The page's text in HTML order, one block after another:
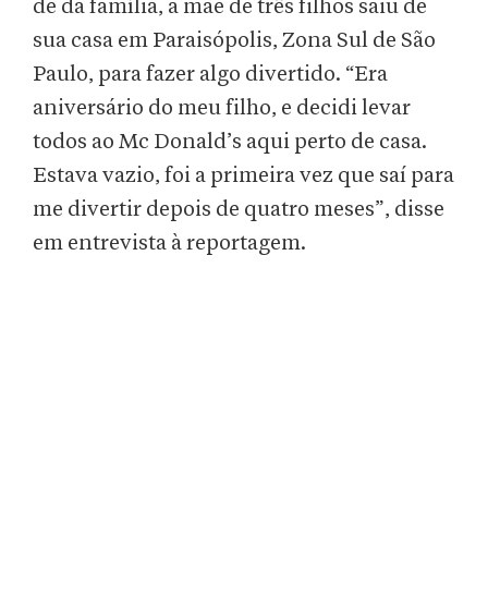
de da família, a mãe de três filhos saiu de
sua casa em Paraisópolis, Zona Sul de São
Paulo, para fazer algo divertido. “Era
aniversário do meu filho, e decidi levar
todos ao Mc Donald’s aqui perto de casa.
Estava vazio, foi a primeira vez que saí para
me divertir depois de quatro meses”, disse
em entrevista à reportagem.